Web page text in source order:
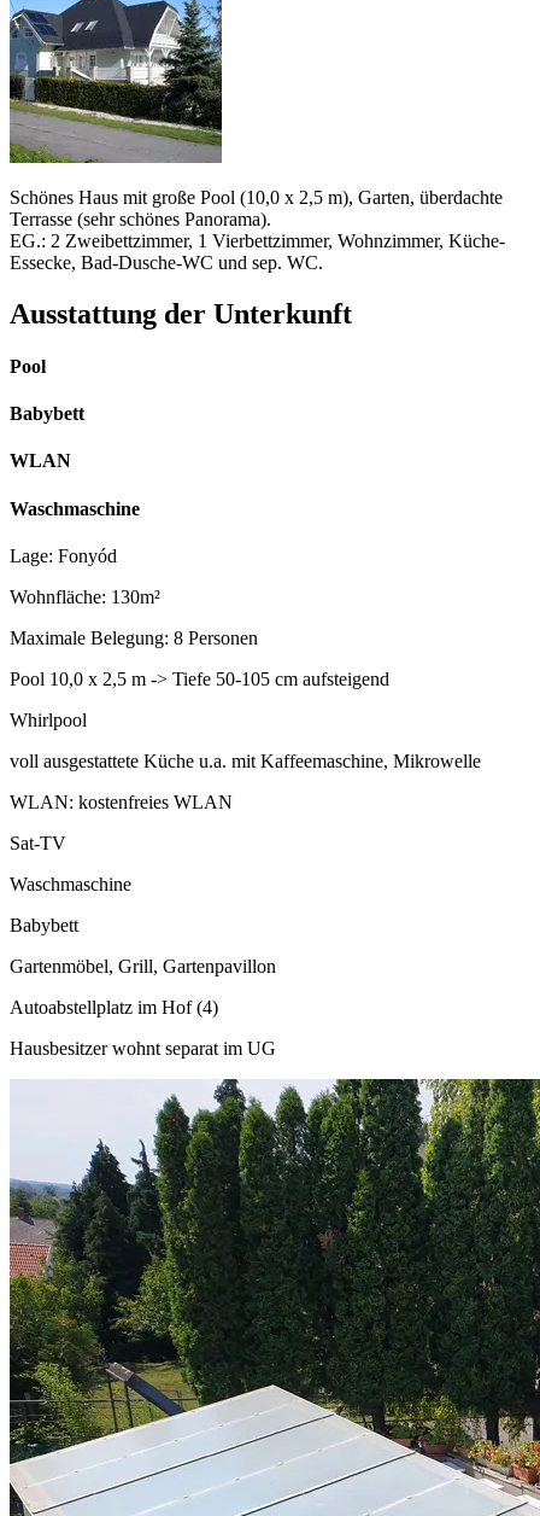
Schönes Haus mit große Pool (10,0 x 2,5 m), Garten, überdachte
Terrasse (sehr schönes Panorama).
EG.: 2 Zweibettzimmer, 1 Vierbettzimmer, Wohnzimmer, Küche-
Essecke, Bad-Dusche-WC und sep. WC.
Ausstattung der Unterkunft
Pool
Babybett
WLAN
Waschmaschine
Lage: Fonyód
Wohnfläche: 130m²
Maximale Belegung: 8 Personen
Pool 10,0 x 2,5 m -> Tiefe 50-105 cm aufsteigend
Whirlpool
voll ausgestattete Küche u.a. mit Kaffeemaschine, Mikrowelle
WLAN: kostenfreies WLAN
Sat-TV
Waschmaschine
Babybett
Gartenmöbel, Grill, Gartenpavillon
Autoabstellplatz im Hof (4)
Hausbesitzer wohnt separat im UG